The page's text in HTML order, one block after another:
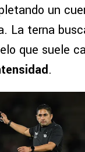
un
La terna
que suele
.